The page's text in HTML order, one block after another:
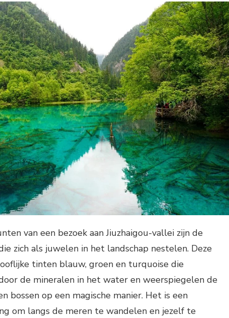
van een bezoek aan Jiuzhaigou-vallei zijn de
zich als juwelen in het landschap nestelen. Deze
tinten blauw, groen en turquoise die
de mineralen in het water en weerspiegelen de
bossen op een magische manier. Het is een
om langs de meren te wandelen en jezelf te